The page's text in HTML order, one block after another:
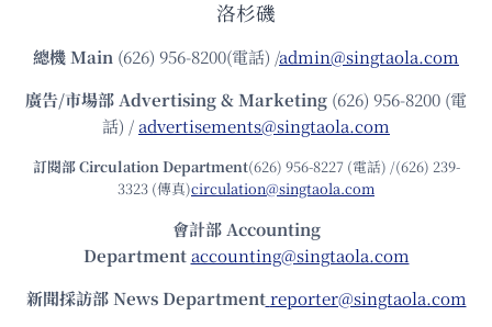
洛杉磯
總機Main (626) 956-8200(電話) /admin@singtaola.com
廣告/市場部Advertising & Marketing (626) 956-8200 (電
話) /advertisements@singtaola.com
訂閱部 Circulation Department(626) 956-8227 (電話) /(626) 239-
3323 (傳真)circulation@singtaola.com
會計部 Accounting
Department accounting@singtaola.com
新聞採訪部 News Department reporter@singtaola.com